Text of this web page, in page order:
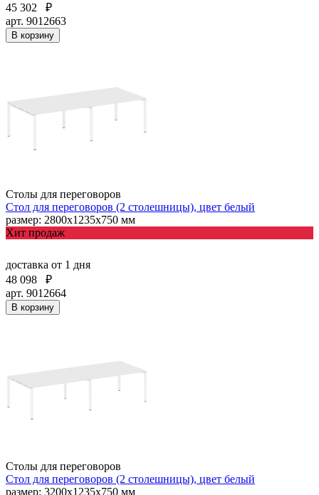
45 302
₽
арт. 9012663
В корзину
Столы для переговоров
Стол для переговоров (2 столешницы), цвет белый
размер: 2800х1235х750 мм
Хит продаж
доставка от 1 дня
48 098
₽
арт. 9012664
В корзину
Столы для переговоров
Стол для переговоров (2 столешницы), цвет белый
размер: 3200х1235х750 мм